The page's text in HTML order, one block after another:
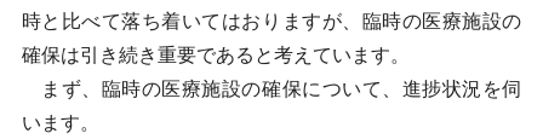
時と比べて落ち着いてはおりますが、臨時の医療施設の
確保は引き続き重要であると考えています。
まず、臨時の医療施設の確保について、進捗状況を伺
います。